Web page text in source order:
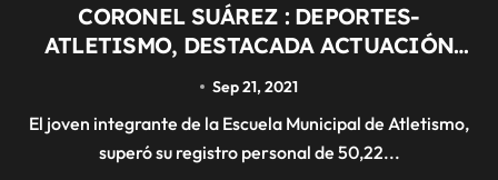
CORONEL SUÁREZ : DEPORTES-
ATLETISMO, DESTACADA ACTUACIÓN
“ANA MARÍA COMASCHI”
Sep 21, 2021
El joven integrante de la Escuela Municipal de Atletismo,
superó su registro personal de 50,22...